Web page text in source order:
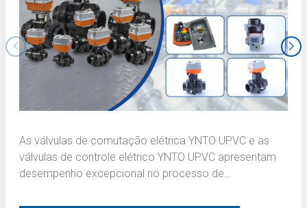
As válvulas de comutação elétrica YNTO UPVC e as
válvulas de controle elétrico YNTO UPVC apresentam
desempenho excepcional no processo de